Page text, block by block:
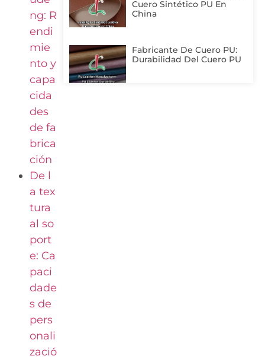
ng: R
endi
mie
nto y
capa
cida
des
de fa
brica
ción
De l
a tex
tura
al so
port
e: Ca
paci
dade
s de
pers
onali
zació
Cuero Sintético PU En
China
Fabricante De Cuero PU:
Durabilidad Del Cuero PU